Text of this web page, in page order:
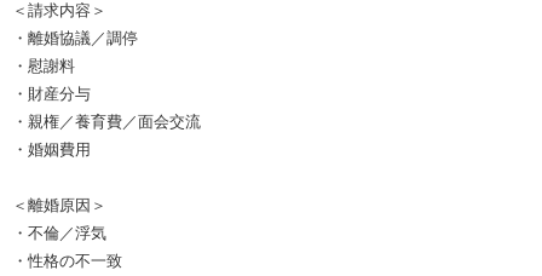
＜請求内容＞
・離婚協議／調停
・慰謝料
・財産分与
・親権／養育費／面会交流
・婚姻費用
＜離婚原因＞
・不倫／浮気
・性格の不一致